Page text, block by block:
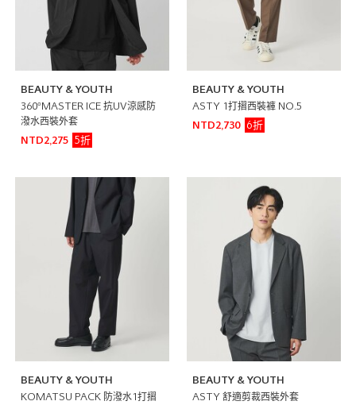
BEAUTY & YOUTH
360°MASTER ICE 抗UV涼感防
潑水西裝外套
NTD2,275
5折
BEAUTY & YOUTH
ASTY 1打摺西裝褲 NO.5
NTD2,730
6折
BEAUTY & YOUTH
KOMATSU PACK 防潑水1打摺
BEAUTY & YOUTH
ASTY 舒適剪裁西裝外套